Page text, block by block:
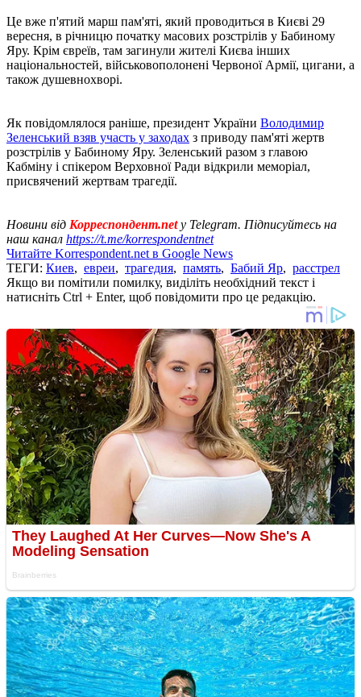
Це вже п'ятий марш пам'яті, який проводиться в Києві 29
вересня, в річницю початку масових розстрілів у Бабиному
Яру. Крім євреїв, там загинули жителі Києва інших
національностей, військовополонені Червоної Армії, цигани, а
також душевнохворі.
Як повідомлялося раніше, президент України Володимир
Зеленський взяв участь у заходах з приводу пам'яті жертв
розстрілів у Бабиному Яру. Зеленський разом з главою
Кабміну і спікером Верховної Ради відкрили меморіал,
присвячений жертвам трагедії.
Новини від Корреспондент.netу Telegram. Підписуйтесь на
наш канал https://t.me/korrespondentnet
Читайте Korrespondent.net в Google News
ТЕГИ: Киев, евреи, трагедия, память, Бабий Яр, расстрел
Якщо ви помітили помилку, виділіть необхідний текст і
натисніть Ctrl + Enter, щоб повідомити про це редакцію.